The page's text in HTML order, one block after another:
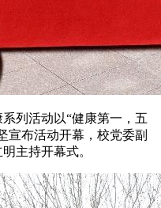
列活动以“健康第一，五
宣布活动开幕，校党委副
主持开幕式。